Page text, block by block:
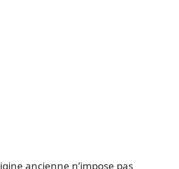
ancienne n’impose pas